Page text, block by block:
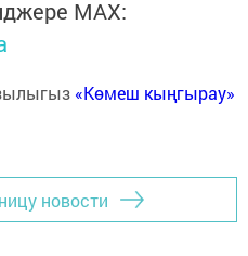
MАХ:
«Көмеш кыңгырау»
новости